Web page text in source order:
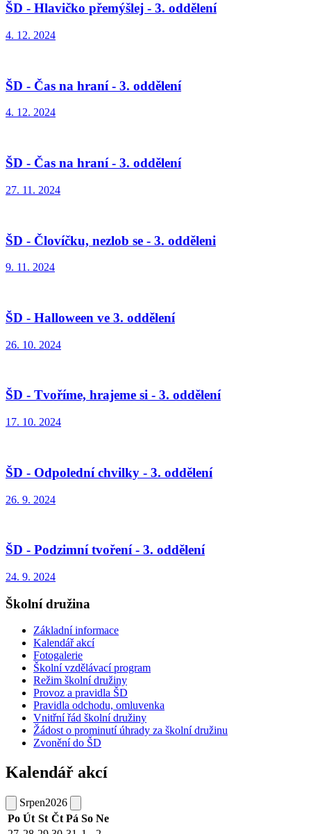
ŠD - Hlavičko přemýšlej - 3. oddělení
4. 12. 2024
ŠD - Čas na hraní - 3. oddělení
4. 12. 2024
ŠD - Čas na hraní - 3. oddělení
27. 11. 2024
ŠD - Človíčku, nezlob se - 3. odděleni
9. 11. 2024
ŠD - Halloween ve 3. oddělení
26. 10. 2024
ŠD - Tvoříme, hrajeme si - 3. oddělení
17. 10. 2024
ŠD - Odpolední chvilky - 3. oddělení
26. 9. 2024
ŠD - Podzimní tvoření - 3. oddělení
24. 9. 2024
Školní družina
Základní informace
Kalendář akcí
Fotogalerie
Školní vzdělávací program
Režim školní družiny
Provoz a pravidla ŠD
Pravidla odchodu, omluvenka
Vnitřní řád školní družiny
Žádost o prominutí úhrady za školní družinu
Zvonění do ŠD
Kalendář akcí
Srpen2026
Po Út St Čt Pá So Ne